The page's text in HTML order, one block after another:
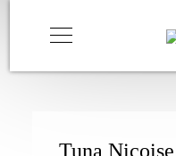
Tuna Niçoise